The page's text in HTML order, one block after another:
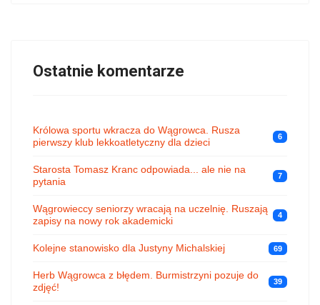
Ostatnie komentarze
Królowa sportu wkracza do Wągrowca. Rusza
pierwszy klub lekkoatletyczny dla dzieci
6
Starosta Tomasz Kranc odpowiada... ale nie na
pytania
7
Wągrowieccy seniorzy wracają na uczelnię. Ruszają
zapisy na nowy rok akademicki
4
Kolejne stanowisko dla Justyny Michalskiej 69
Herb Wągrowca z błędem. Burmistrzyni pozuje do
zdjęć!
39